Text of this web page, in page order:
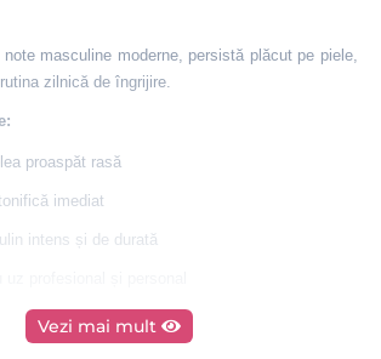
masculine moderne, persistă plăcut pe piele,
zilnică de îngrijire.
proaspăt rasă
imediat
intens și de durată
de 150ml
Vezi mai mult